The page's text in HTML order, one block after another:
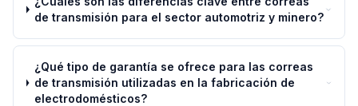
de transmisión para el sector automotriz y minero?
¿Qué tipo de garantía se ofrece para las correas
de transmisión utilizadas en la fabricación de
electrodomésticos?